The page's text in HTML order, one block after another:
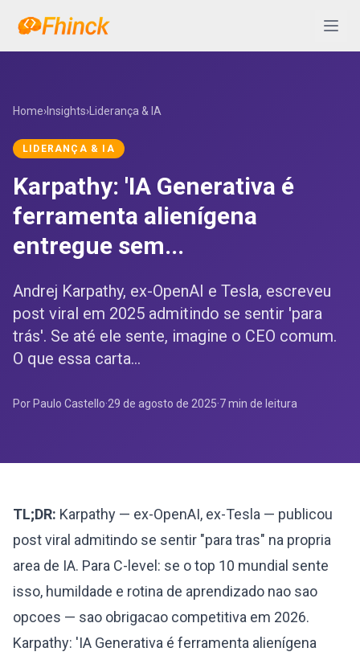
Abrir
Home›Insights› Liderança & IA
LIDERANÇA & IA
Karpathy: 'IA Generativa é
ferramenta alienígena
entregue sem...
Andrej Karpathy, ex-OpenAI e Tesla, escreveu
post viral em 2025 admitindo se sentir 'para
trás'. Se até ele sente, imagine o CEO comum.
O que essa carta...
Por Paulo Castello·29 de agosto de 2025·7min de leitura
TL;DR: Karpathy — ex-OpenAI, ex-Tesla — publicou
post viral admitindo se sentir "para tras" na propria
area de IA. Para C-level: se o top 10 mundial sente
isso, humildade e rotina de aprendizado nao sao
opcoes — sao obrigacao competitiva em 2026.
Karpathy: 'IA Generativa é ferramenta alienígena